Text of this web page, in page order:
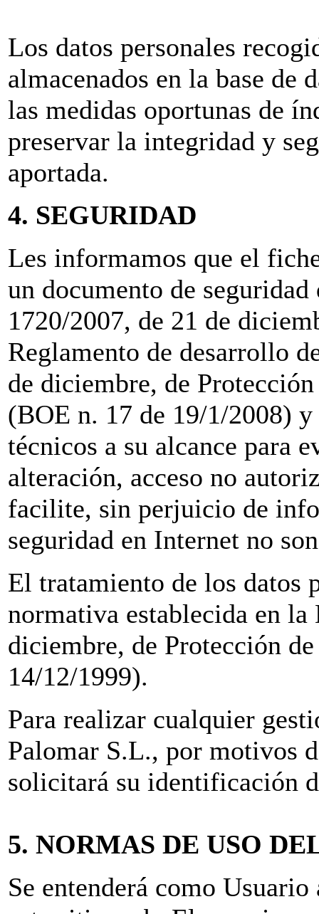
Los datos personales
almacenados en la base de
las medidas oportunas de
preservar la integridad y
aportada.
4. SEGURIDAD
Les informamos que el
un documento de
1720/2007, de 21 de
Reglamento de desarrollo
de diciembre, de
(BOE n. 17 de 19/1/2008)
técnicos a su alcance para
alteración, acceso no
facilite, sin perjuicio de
seguridad en Internet no
El tratamiento de los datos
normativa establecida en
diciembre, de Protección
14/12/1999).
Para realizar cualquier
Palomar S.L., por motivos
solicitará su identificación
5. NORMAS DE USO
Se entenderá como